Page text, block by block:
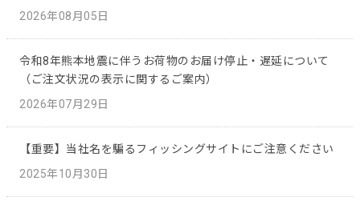
2026年08月05日
令和8年熊本地震に伴うお荷物のお届け停止・遅延について
（ご注文状況の表示に関するご案内）
2026年07月29日
【重要】当社名を騙るフィッシングサイトにご注意ください
2025年10月30日